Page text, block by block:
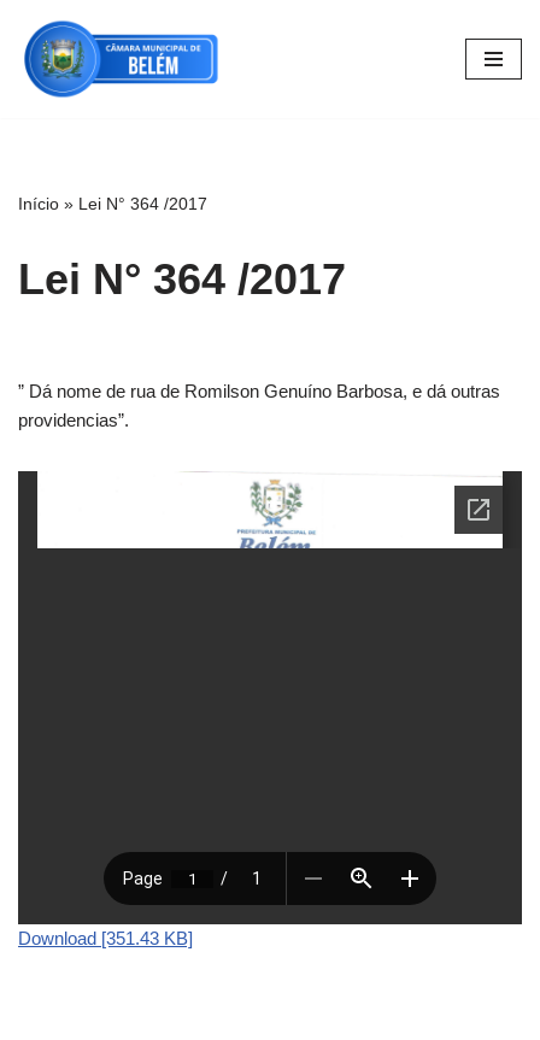
Pular
para
Início » Lei N° 364 /2017
Lei N° 364 /2017
” Dá nome de rua de Romilson Genuíno Barbosa, e dá outras
providencias”.
Download [351.43 KB]